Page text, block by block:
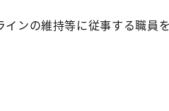
ンの維持等に従事する職員